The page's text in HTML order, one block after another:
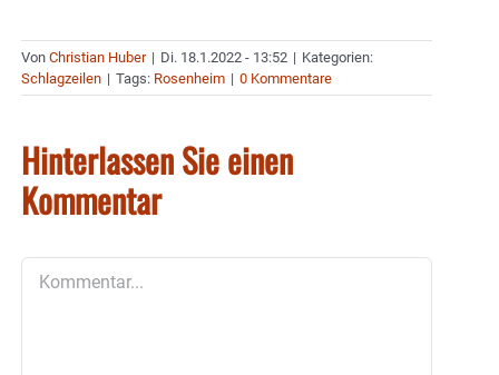
Von Christian Huber | Di. 18.1.2022 - 13:52 | Kategorien:
Schlagzeilen | Tags: Rosenheim | 0 Kommentare
Hinterlassen Sie einen
Kommentar